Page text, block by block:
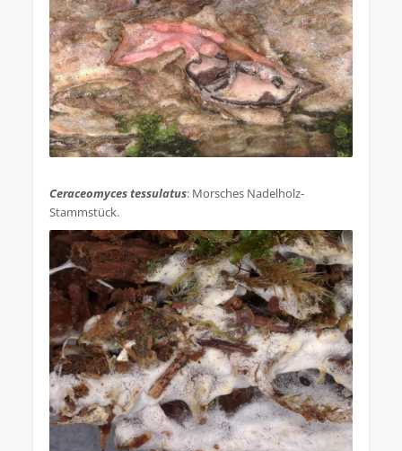
Ceraceomyces tessulatus: Morsches Nadelholz-
Stammstück.